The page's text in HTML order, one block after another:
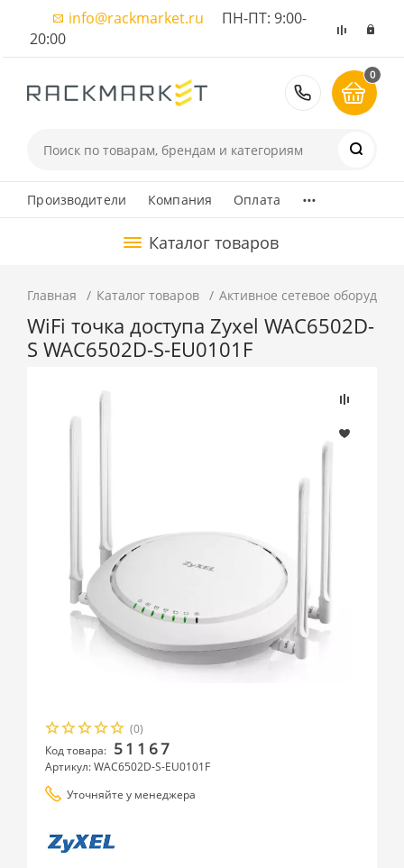
info@rackmarket.ru ПН-ПТ: 9:00-
20:00
8 (495)
0
Производители Компания Оплата ...
Каталог товаров
Главная Каталог товаров Активное сетевое
WiFi точка доступа Zyxel WAC6502D-
S WAC6502D-S-EU0101F
(0)
Код товара: 51167
Артикул: WAC6502D-S-EU0101F
Уточняйте у менеджера